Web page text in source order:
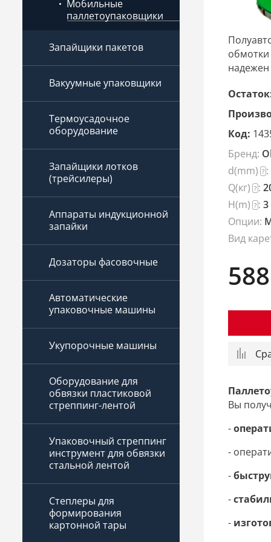
Мобильные
паллетоупаковщики
Запайщики пакетов
Вакуумные упаковщики
Термоусадочное
оборудование
Запайщики лотков
(трейсилеры)
Аппараты индукционной
запайки
Дозаторы фасовочные
Автоматические
упаковочные машины
Укупорочные машины
Оборудование для
обвязки пластиковой
стреппинг-лентой
Упаковочный стреппинг
инструмент для обвязки
стальной лентой
Степлеры для
формирования
картонной тары
надежен
Код:
Бренд:
d(mm) ? :
Q(кг) ? :
H(m) ? : 3
Опции:
Вид
Вы
-
-
-
-
-